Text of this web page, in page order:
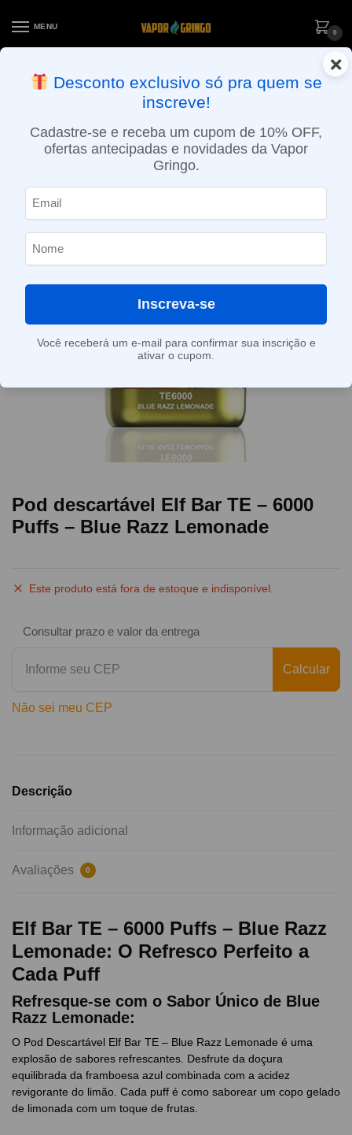
MENU
0
ENTREGA NO MESMO DIA EM SÃO PAULO (SEG A SEX): PEDIDOS
APROVADOS ATÉ 15:30 VIA MOTOBOY
Pod descartável Elf Bar TE – 6000
Puffs – Blue Razz Lemonade
Este produto está fora de estoque e indisponível.
Consultar prazo e valor da entrega
Calcular
Não sei meu CEP
Descrição
Informação adicional
Avaliações 0
Elf Bar TE – 6000 Puffs – Blue Razz
Lemonade: O Refresco Perfeito a
Cada Puff
Refresque-se com o Sabor Único de Blue
Razz Lemonade:
O Pod Descartável Elf Bar TE – Blue Razz Lemonade é uma
explosão de sabores refrescantes. Desfrute da doçura
equilibrada da framboesa azul combinada com a acidez
revigorante do limão. Cada puff é como saborear um copo gelado
de limonada com um toque de frutas.
×
Desconto exclusivo só pra quem se
inscreve!
Cadastre-se e receba um cupom de 10% OFF,
ofertas antecipadas e novidades da Vapor
Gringo.
Inscreva-se
Você receberá um e-mail para confirmar sua inscrição e
ativar o cupom.